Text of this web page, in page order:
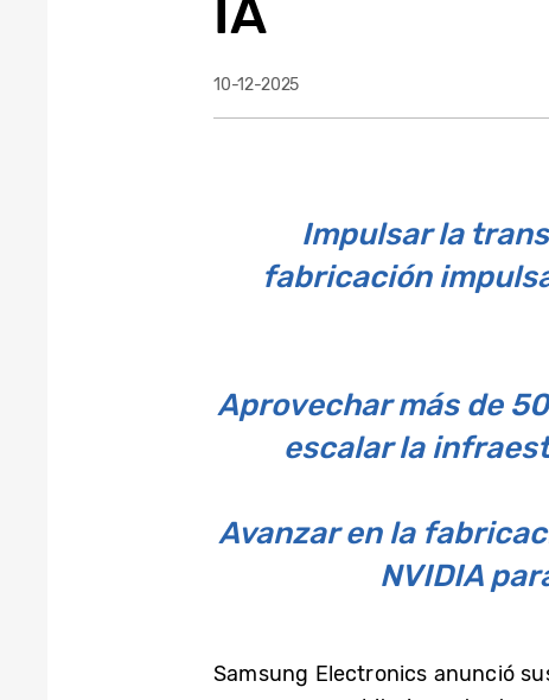
IA
10-12-2025
Impulsar la
fabricación
Aprovechar más de
escalar la
Avanzar en la
NVIDIA
Samsung Electronics anunció